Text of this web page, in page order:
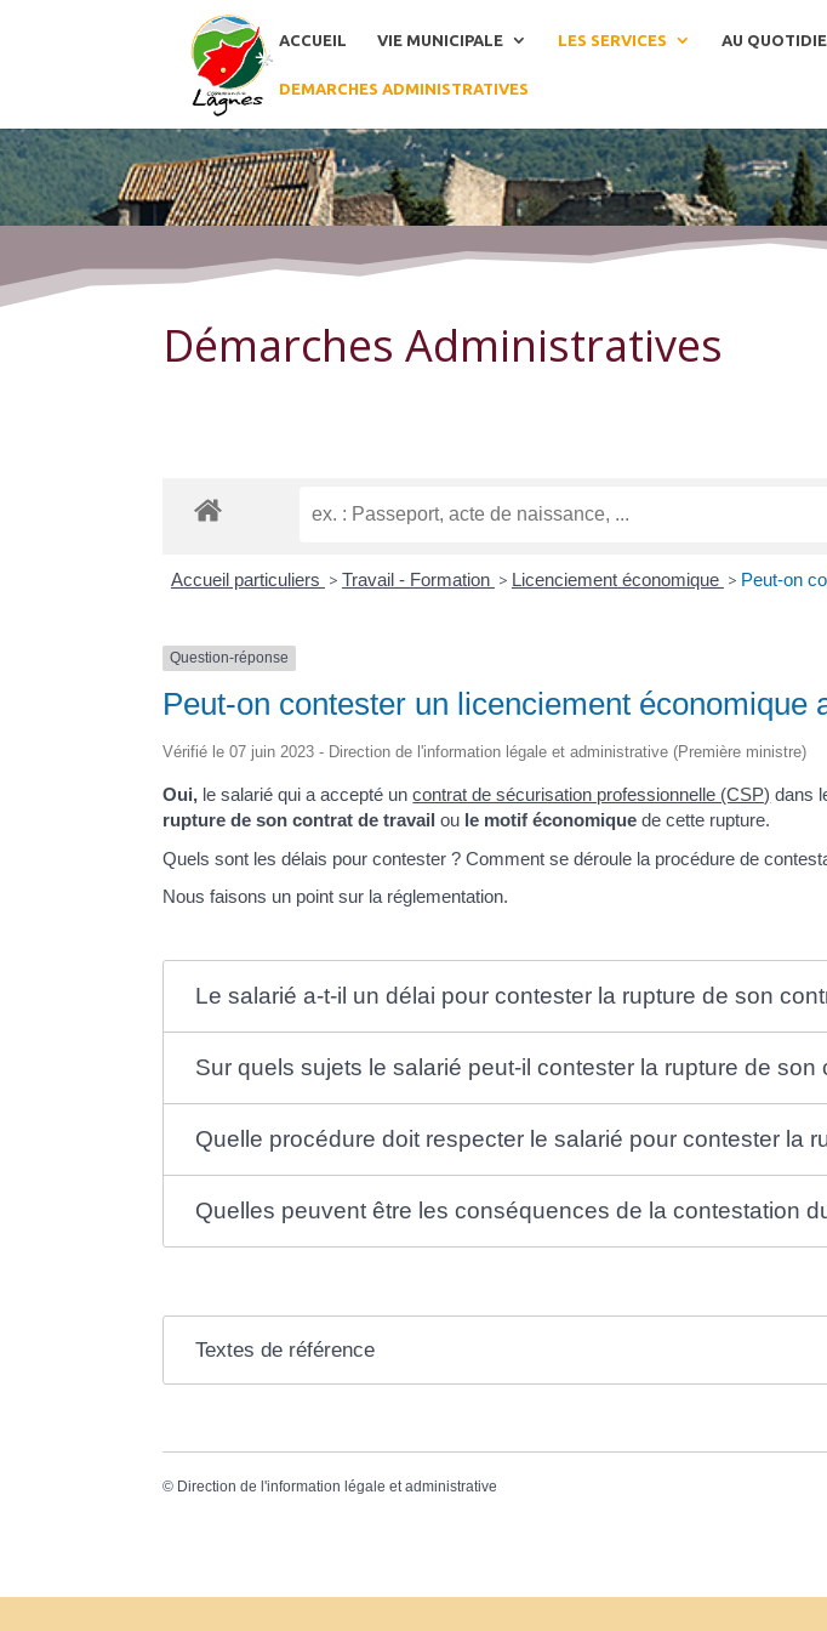
ACCUEIL VIE MUNICIPALE LES SERVICES AU
DEMARCHES ADMINISTRATIVES
Démarches Administratives
Démarches Administratives
Accueil particuliers > Travail - Formation > Licenciement économique > Peut-on
Question-réponse
Peut-on contester un licenciement économique
Vérifié le 07 juin 2023 - Direction de l'information légale et administrative (Première ministre)
Oui, le salarié qui a accepté uncontrat de sécurisation professionnelle (CSP) dans
rupture de son contrat de travail ou le motif économique de cette rupture.
Quels sont les délais pour contester ? Comment se déroule la procédure de
Nous faisons un point sur la réglementation.
Le salarié a-t-il un délai pour contester la rupture de son
Sur quels sujets le salarié peut-il contester la rupture de
Quelle procédure doit respecter le salarié pour contester la
Quelles peuvent être les conséquences de la contestation
Textes de référence
© Direction de l'information légale et administrative